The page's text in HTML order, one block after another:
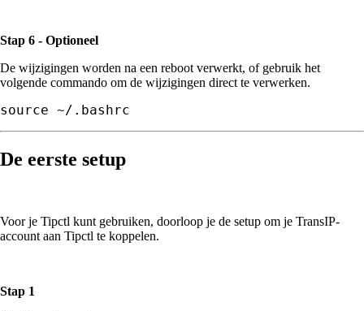
Stap 6 - Optioneel
De wijzigingen worden na een reboot verwerkt, of gebruik het
volgende commando om de wijzigingen direct te verwerken.
source ~/.bashrc
De eerste setup
Voor je Tipctl kunt gebruiken, doorloop je de setup om je TransIP-
account aan Tipctl te koppelen.
Stap 1